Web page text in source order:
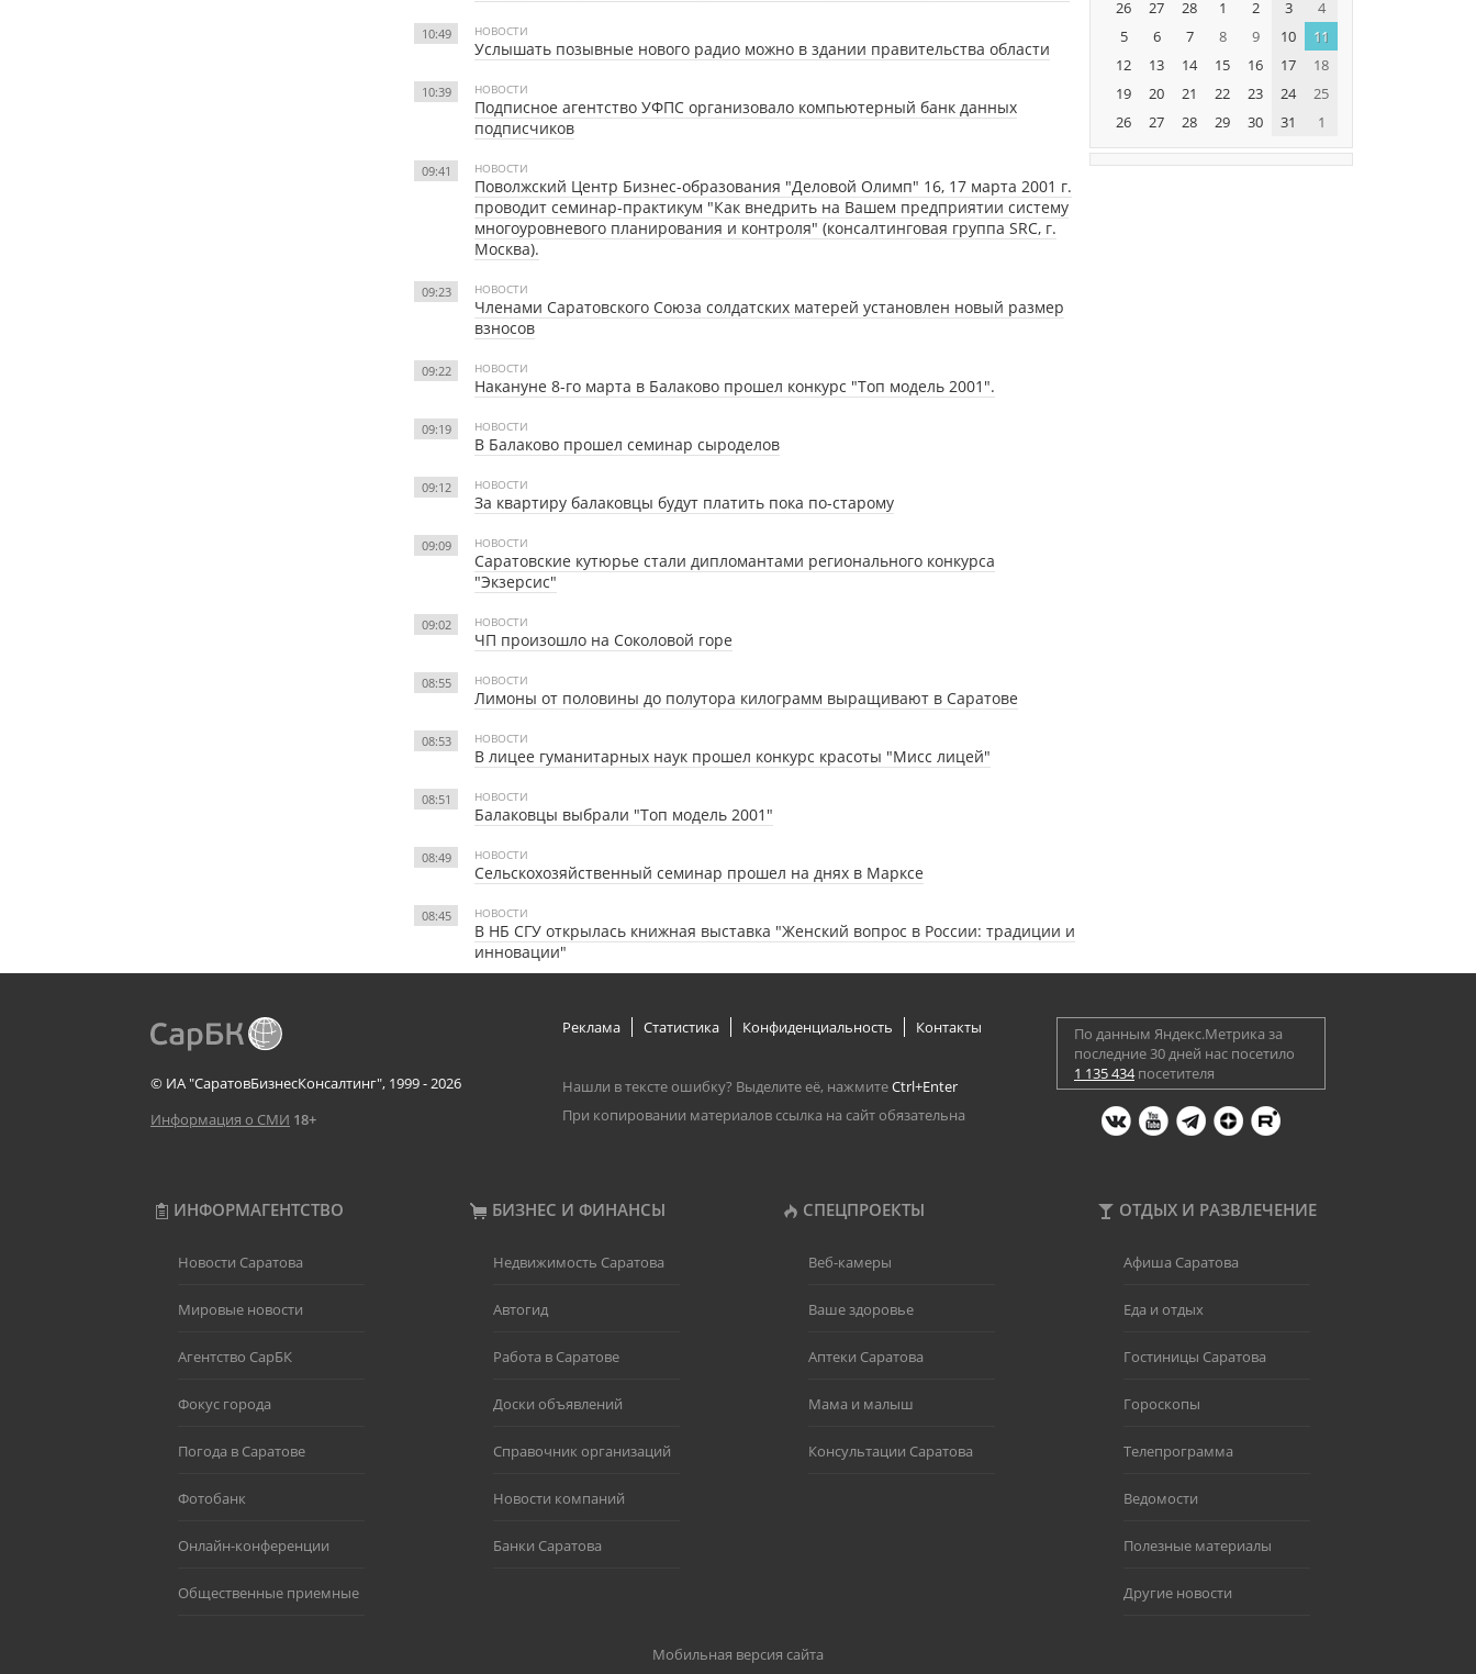
10:49 НОВОСТИ
Услышать позывные нового радио можно в здании правительства области
10:39 НОВОСТИ
Подписное агентство УФПС организовало компьютерный банк данных
подписчиков
09:41 НОВОСТИ
Поволжский Центр Бизнес-образования "Деловой Олимп" 16, 17 марта 2001 г.
проводит семинар-практикум "Как внедрить на Вашем предприятии систему
многоуровневого планирования и контроля" (консалтинговая группа SRC, г.
Москва).
09:23 НОВОСТИ
Членами Саратовского Союза солдатских матерей установлен новый размер
взносов
09:22 НОВОСТИ
Накануне 8-го марта в Балаково прошел конкурс "Топ модель 2001".
09:19 НОВОСТИ
В Балаково прошел семинар сыроделов
09:12 НОВОСТИ
За квартиру балаковцы будут платить пока по-старому
09:09 НОВОСТИ
Саратовские кутюрье стали дипломантами регионального конкурса
"Экзерсис"
09:02 НОВОСТИ
ЧП произошло на Соколовой горе
08:55 НОВОСТИ
Лимоны от половины до полутора килограмм выращивают в Саратове
08:53 НОВОСТИ
В лицее гуманитарных наук прошел конкурс красоты "Мисс лицей"
08:51 НОВОСТИ
Балаковцы выбрали "Топ модель 2001"
08:49 НОВОСТИ
Сельскохозяйственный семинар прошел на днях в Марксе
08:45 НОВОСТИ
В НБ СГУ открылась книжная выставка "Женский вопрос в России: традиции и
инновации"
26
27 28 1 2 3
4
5
6 7 8 9 10
11
12
13 14 15 16 17
18
19
20 21 22 23 24
25
26
27 28 29 30 31 1
© ИА "СаратовБизнесКонсалтинг", 1999 - 2026
Информация о СМИ 18+
Реклама Статистика Конфиденциальность Контакты
Нашли в тексте ошибку? Выделите её, нажмитеCtrl+Enter
При копировании материалов ссылка на сайт обязательна
По данным Яндекс.Метрика за
последние 30 дней нас посетило
1 135 434посетителя
ИНФОРМАГЕНТСТВО БИЗНЕС И ФИНАНСЫ СПЕЦПРОЕКТЫ ОТДЫХ И РАЗВЛЕЧЕНИЕ
Новости Саратова
Мировые новости
Агентство СарБК
Фокус города
Погода в Саратове
Фотобанк
Онлайн-конференции
Общественные приемные
Недвижимость Саратова
Автогид
Работа в Саратове
Доски объявлений
Справочник организаций
Новости компаний
Банки Саратова
Веб-камеры
Ваше здоровье
Аптеки Саратова
Мама и малыш
Консультации Саратова
Афиша Саратова
Еда и отдых
Гостиницы Саратова
Гороскопы
Телепрограмма
Ведомости
Полезные материалы
Другие новости
Мобильная версия сайта